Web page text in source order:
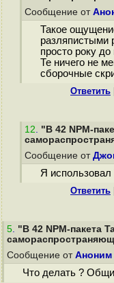
Сообщение от
Такое
разляпистыми
просто року
Те ничего не
сборочные
Ответить
12. "В 42 NPM-
Сообщение от
Я использовал
Ответить
5. "В 42 NPM-пакета
Сообщение от Аноним
Что делать ?